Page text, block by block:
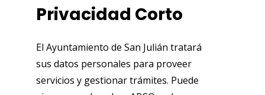
Privacidad Corto
El Ayuntamiento de San Julián tratará
sus datos personales para proveer
servicios y gestionar trámites. Puede